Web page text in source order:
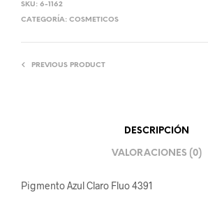
SKU: 6-1162
CATEGORÍA: COSMETICOS
PREVIOUS PRODUCT
DESCRIPCIÓN
VALORACIONES (0)
Pigmento Azul Claro Fluo 4391